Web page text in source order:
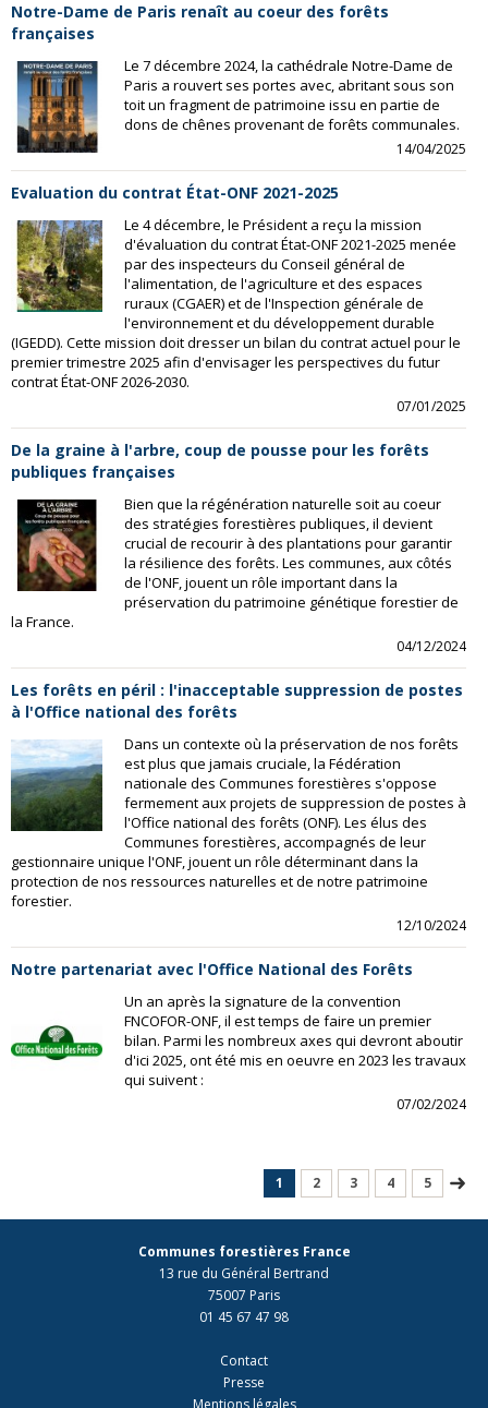
Notre-Dame de Paris renaît au coeur des forêts
françaises
Le 7 décembre 2024, la cathédrale Notre-Dame de
Paris a rouvert ses portes avec, abritant sous son
toit un fragment de patrimoine issu en partie de
dons de chênes provenant de forêts communales.
14/04/2025
Evaluation du contrat État-ONF 2021-2025
Le 4 décembre, le Président a reçu la mission
d'évaluation du contrat État-ONF 2021-2025 menée
par des inspecteurs du Conseil général de
l'alimentation, de l'agriculture et des espaces
ruraux (CGAER) et de l'Inspection générale de
l'environnement et du développement durable
(IGEDD). Cette mission doit dresser un bilan du contrat actuel pour le
premier trimestre 2025 afin d'envisager les perspectives du futur
contrat État-ONF 2026-2030.
07/01/2025
De la graine à l'arbre, coup de pousse pour les forêts
publiques françaises
Bien que la régénération naturelle soit au coeur
des stratégies forestières publiques, il devient
crucial de recourir à des plantations pour garantir
la résilience des forêts. Les communes, aux côtés
de l'ONF, jouent un rôle important dans la
préservation du patrimoine génétique forestier de
la France.
04/12/2024
Les forêts en péril : l'inacceptable suppression de postes
à l'Office national des forêts
Dans un contexte où la préservation de nos forêts
est plus que jamais cruciale, la Fédération
nationale des Communes forestières s'oppose
fermement aux projets de suppression de postes à
l'Office national des forêts (ONF). Les élus des
Communes forestières, accompagnés de leur
gestionnaire unique l'ONF, jouent un rôle déterminant dans la
protection de nos ressources naturelles et de notre patrimoine
forestier.
12/10/2024
Notre partenariat avec l'Office National des Forêts
Un an après la signature de la convention
FNCOFOR-ONF, il est temps de faire un premier
bilan. Parmi les nombreux axes qui devront aboutir
d'ici 2025, ont été mis en oeuvre en 2023 les travaux
qui suivent :
07/02/2024
1 2 3 4 5
Communes forestières France
13 rue du Général Bertrand
75007 Paris
01 45 67 47 98
Contact
Presse
Mentions légales